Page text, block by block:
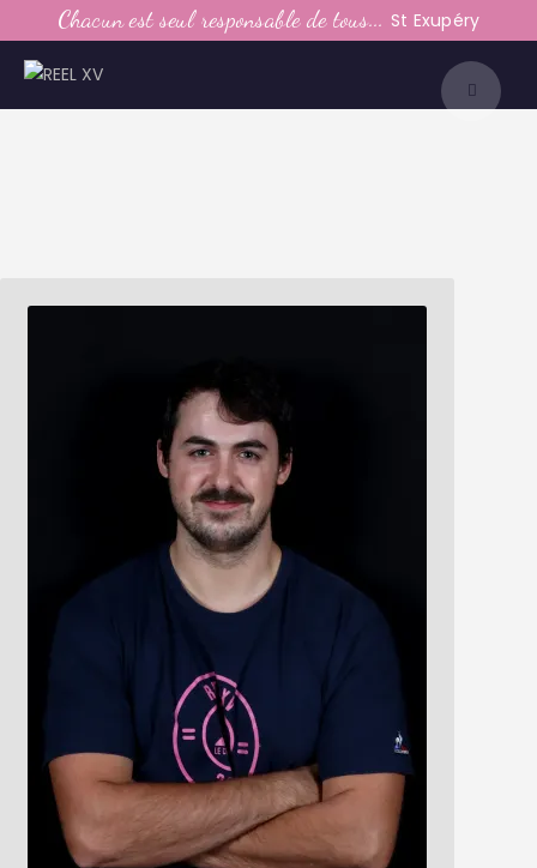
Chacun est seul responsable de tous... St Exupéry
LE CLUB
LA VIE DU CLUB
CATEGORIES